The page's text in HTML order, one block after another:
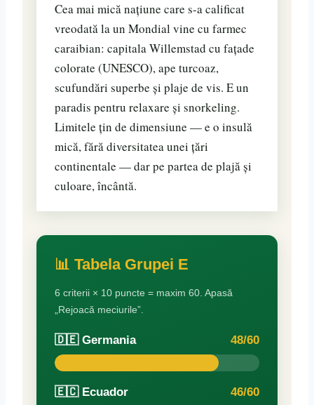
Cea mai mică națiune care s-a calificat
vreodată la un Mondial vine cu farmec
caraibian: capitala Willemstad cu fațade
colorate (UNESCO), ape turcoaz,
scufundări superbe și plaje de vis. E un
paradis pentru relaxare și snorkeling.
Limitele țin de dimensiune — e o insulă
mică, fără diversitatea unei țări
continentale — dar pe partea de plajă și
culoare, încântă.
📊 Tabela Grupei E
6 criterii × 10 puncte = maxim 60. Apasă
„Rejoacă meciurile”.
🇩🇪 Germania 48/60
🇪🇨 Ecuador 46/60